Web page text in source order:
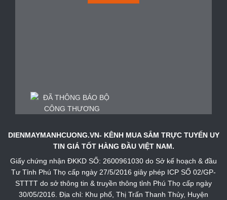
DIENMAYMANHCUONG.VN- KÊNH MUA SẮM TRỰC TUYẾN UY
TIN GIÁ TỐT HÀNG ĐẦU VIỆT NAM.
Giấy chứng nhận ĐKKD SỐ: 2600961030 do Sở kế hoạch & đầu
Tư Tỉnh Phú Thọ cấp ngày 27/5/2016 giây phép ICP SỐ 02/GP-
STTTT do sở thông tin & truyền thông tỉnh Phú Thọ cấp ngày
30/05/2016. Địa chỉ: Khu phố, Thị Trấn Thanh Thủy, Huyện